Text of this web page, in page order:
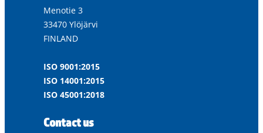
Menotie 3
33470 Ylöjärvi
FINLAND
ISO 9001:2015
ISO 14001:2015
ISO 45001:2018
Contact us